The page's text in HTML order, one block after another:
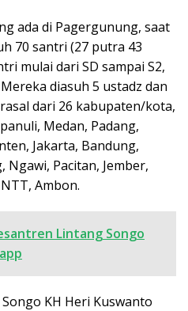
ada di Pagergunung, saat
70 santri (27 putra 43
mulai dari SD sampai S2,
diasuh 5 ustadz dan
dari 26 kabupaten/kota,
Medan, Padang,
Jakarta, Bandung,
Ngawi, Pacitan, Jember,
Ambon.
Lintang Songo
KH Heri Kuswanto